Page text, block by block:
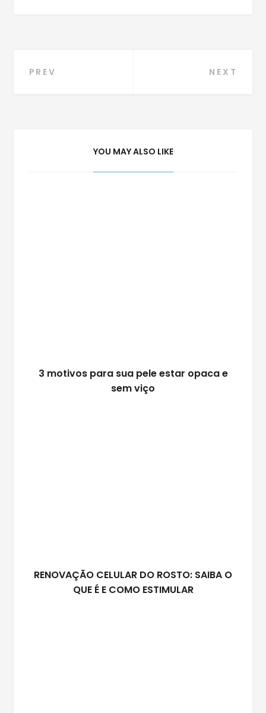
Navegação
PREV NEXT
YOU MAY ALSO LIKE
3 motivos para sua pele estar opaca e
sem viço
RENOVAÇÃO CELULAR DO ROSTO: SAIBA O
QUE É E COMO ESTIMULAR